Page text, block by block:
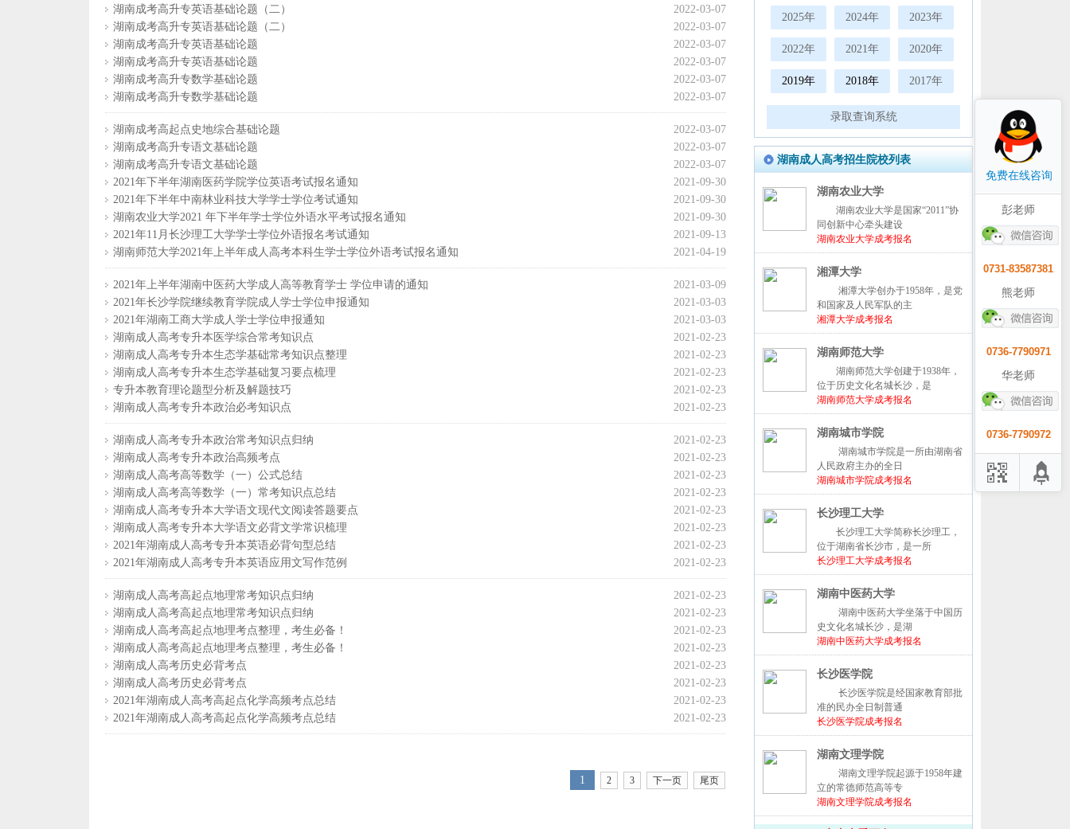
2022-03-07
湖南成考高升专英语基础论题（二）
2022-03-07
湖南成考高升专英语基础论题（二）
2022-03-07
湖南成考高升专英语基础论题
2022-03-07
湖南成考高升专英语基础论题
2022-03-07
湖南成考高升专数学基础论题
2022-03-07
湖南成考高升专数学基础论题
2022-03-07
湖南成考高起点史地综合基础论题
2022-03-07
湖南成考高升专语文基础论题
2022-03-07
湖南成考高升专语文基础论题
2021-09-30
2021年下半年湖南医药学院学位英语考试报名通知
2021-09-30
2021年下半年中南林业科技大学学士学位考试通知
2021-09-30
湖南农业大学2021 年下半年学士学位外语水平考试报名通知
2021-09-13
2021年11月长沙理工大学学士学位外语报名考试通知
2021-04-19
湖南师范大学2021年上半年成人高考本科生学士学位外语考试报名通知
2021-03-09
2021年上半年湖南中医药大学成人高等教育学士 学位申请的通知
2021-03-03
2021年长沙学院继续教育学院成人学士学位申报通知
2021-03-03
2021年湖南工商大学成人学士学位申报通知
2021-02-23
湖南成人高考专升本医学综合常考知识点
2021-02-23
湖南成人高考专升本生态学基础常考知识点整理
2021-02-23
湖南成人高考专升本生态学基础复习要点梳理
2021-02-23
专升本教育理论题型分析及解题技巧
2021-02-23
湖南成人高考专升本政治必考知识点
2021-02-23
湖南成人高考专升本政治常考知识点归纳
2021-02-23
湖南成人高考专升本政治高频考点
2021-02-23
湖南成人高考高等数学（一）公式总结
2021-02-23
湖南成人高考高等数学（一）常考知识点总结
2021-02-23
湖南成人高考专升本大学语文现代文阅读答题要点
2021-02-23
湖南成人高考专升本大学语文必背文学常识梳理
2021-02-23
2021年湖南成人高考专升本英语必背句型总结
2021-02-23
2021年湖南成人高考专升本英语应用文写作范例
2021-02-23
湖南成人高考高起点地理常考知识点归纳
2021-02-23
湖南成人高考高起点地理常考知识点归纳
2021-02-23
湖南成人高考高起点地理考点整理，考生必备！
2021-02-23
湖南成人高考高起点地理考点整理，考生必备！
2021-02-23
湖南成人高考历史必背考点
2021-02-23
湖南成人高考历史必背考点
2021-02-23
2021年湖南成人高考高起点化学高频考点总结
2021-02-23
2021年湖南成人高考高起点化学高频考点总结
1 2 3 下一页 尾页
2025年 2024年 2023年
2022年 2021年 2020年
2019年 2018年 2017年
录取查询系统
湖南成人高考招生院校列表
湖南农业大学
湖南农业大学是国家“2011”协
同创新中心牵头建设
湖南农业大学成考报名
湘潭大学
湘潭大学创办于1958年，是党
和国家及人民军队的主
湘潭大学成考报名
湖南师范大学
湖南师范大学创建于1938年，
位于历史文化名城长沙，是
湖南师范大学成考报名
湖南城市学院
湖南城市学院是一所由湖南省
人民政府主办的全日
湖南城市学院成考报名
长沙理工大学
长沙理工大学简称长沙理工，
位于湖南省长沙市，是一所
长沙理工大学成考报名
湖南中医药大学
湖南中医药大学坐落于中国历
史文化名城长沙，是湖
湖南中医药大学成考报名
长沙医学院
长沙医学院是经国家教育部批
准的民办全日制普通
长沙医学院成考报名
湖南文理学院
湖南文理学院起源于1958年建
立的常德师范高等专
湖南文理学院成考报名
免费在线咨询
彭老师
0731-83587381
熊老师
0736-7790971
华老师
0736-7790972